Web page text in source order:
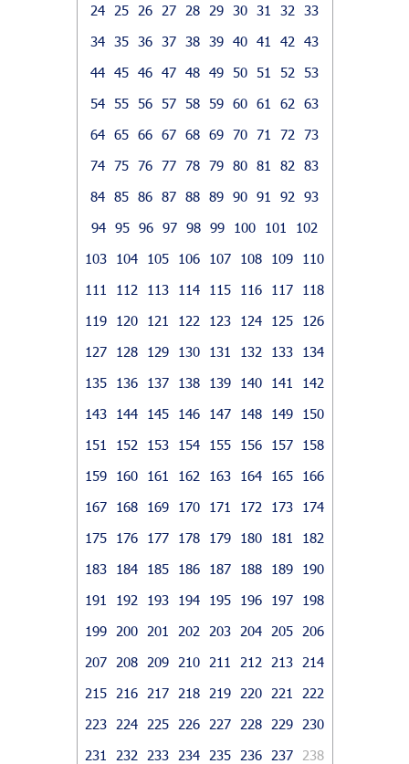
24
25 26 27 28 29 30 31 32
33
34 35 36 37 38 39 40 41 42
43
44 45 46 47 48 49 50 51 52
53
54 55 56 57 58 59 60 61 62
63
64 65 66 67 68 69 70 71 72
73
74 75 76 77 78 79 80 81 82
83
84 85 86 87 88 89 90 91 92
93
94 95 96 97 98 99 100 101
102
103
104 105 106 107 108 109
110
111
112 113 114 115 116 117
118
119
120 121 122 123 124 125
126
127
128 129 130 131 132 133
134
135
136 137 138 139 140 141
142
143
144 145 146 147 148 149
150
151
152 153 154 155 156 157
158
159
160 161 162 163 164 165
166
167
168 169 170 171 172 173
174
175
176 177 178 179 180 181
182
183
184 185 186 187 188 189
190
191
192 193 194 195 196 197
198
199
200 201 202 203 204 205
206
207
208 209 210 211 212 213
214
215
216 217 218 219 220 221
222
223
224 225 226 227 228 229
230
231
232 233 234 235 236 237
238